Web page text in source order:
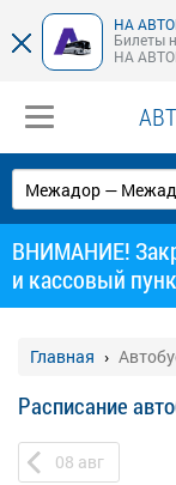
НА
Билеты
НА
ВНИМАНИЕ!
и кассовый
Главная
Расписание
08 авг